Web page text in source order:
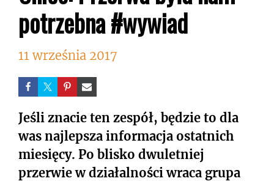
potrzebna #wywiad
11 września 2017
Jeśli znacie ten zespół, będzie to dla
was najlepsza informacja ostatnich
miesięcy. Po blisko dwuletniej
przerwie w działalności wraca grupa